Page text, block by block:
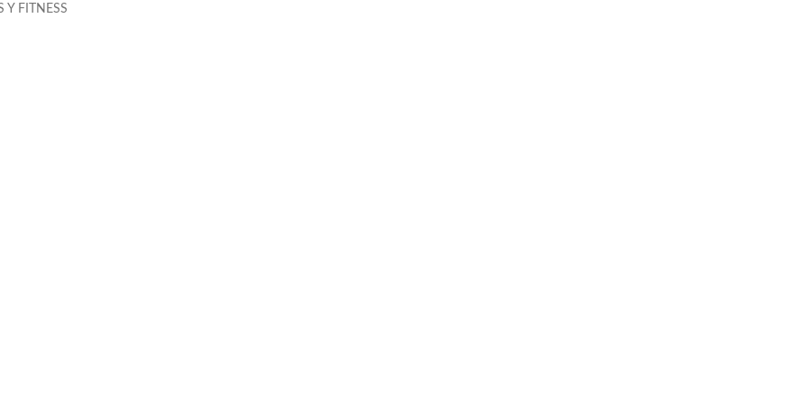
Y FITNESS